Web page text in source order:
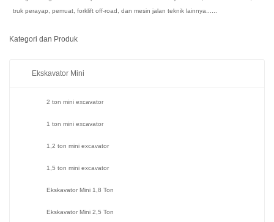
truk perayap, pemuat, forklift off-road, dan mesin jalan teknik lainnya......
Kategori dan Produk
Ekskavator Mini
2 ton mini excavator
1 ton mini excavator
1,2 ton mini excavator
1,5 ton mini excavator
Ekskavator Mini 1,8 Ton
Ekskavator Mini 2,5 Ton